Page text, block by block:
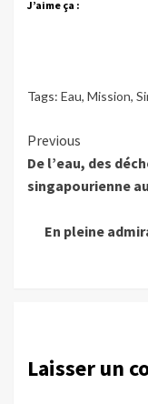
J’aime ça :
Tags: Eau, Mission,
Continue
Reading
Previous
De l’eau, des
singapourienne
En pleine
Laisser un